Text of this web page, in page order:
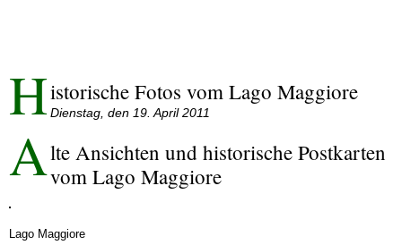
Historische Fotos vom Lago Maggiore
Dienstag, den 19. April 2011
Alte Ansichten und historische Postkarten
vom Lago Maggiore
Lago Maggiore